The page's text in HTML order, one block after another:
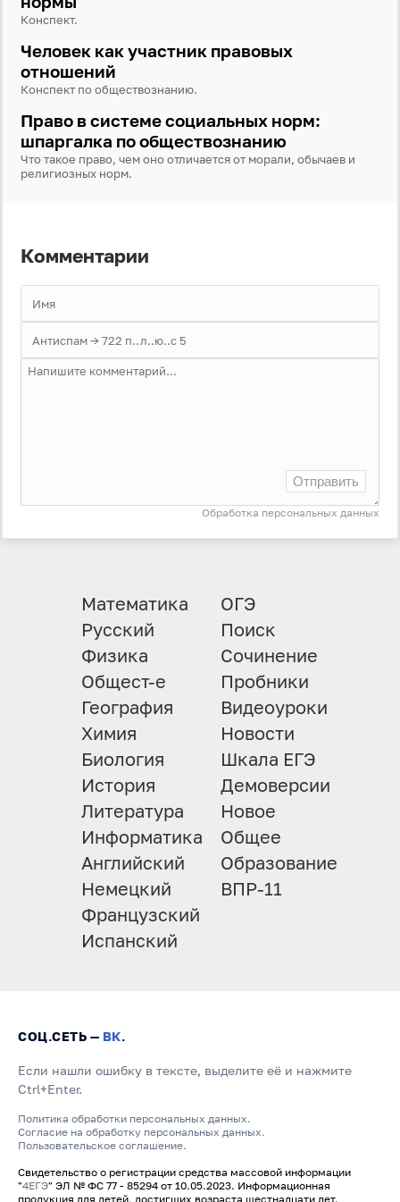
Конспект.
Человек как участник правовых
отношений
Конспект по обществознанию.
Право в системе социальных норм:
шпаргалка по обществознанию
Что такое право, чем оно отличается от морали, обычаев и
религиозных норм.
Комментарии
Отправить
Обработка персональных данных
Математика
Русский
Физика
Общест-е
География
Химия
Биология
История
Литература
Информатика
Английский
Немецкий
Французский
Испанский
ОГЭ
Поиск
Сочинение
Пробники
Видеоуроки
Новости
Шкала ЕГЭ
Демоверсии
Новое
Общее
Образование
ВПР-11
СОЦ.СЕТЬ — ВК.
Если нашли ошибку в тексте, выделите её и нажмите
Ctrl+Enter.
Политика обработки персональных данных.
Согласие на обработку персональных данных.
Пользовательское соглашение.
Свидетельство о регистрации средства массовой информации
"4ЕГЭ" ЭЛ № ФС 77 - 85294 от 10.05.2023. Информационная
продукция для детей, достигших возраста шестнадцати лет.